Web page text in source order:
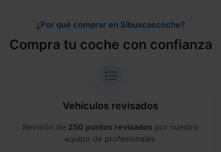
¿Por qué comprar en Sibuscascoche?
Compra tu coche con confianza
Vehículos revisados
Revisión de 250 puntos revisados por nuestro
equipo de profesionales.